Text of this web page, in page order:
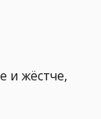
и жёстче,